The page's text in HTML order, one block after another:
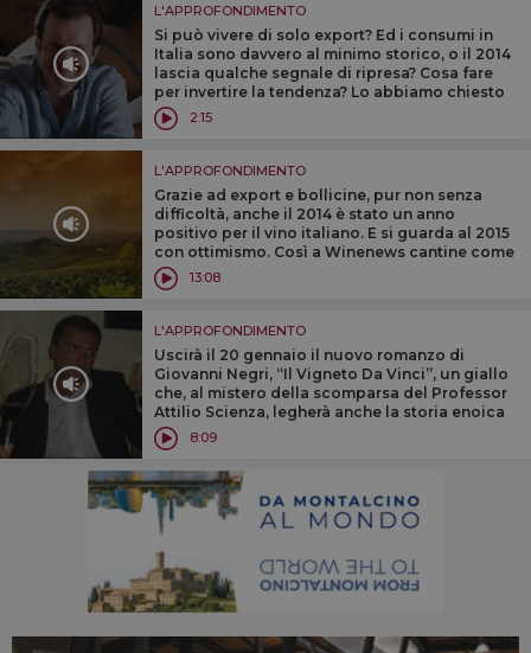
L'APPROFONDIMENTO
Si può vivere di solo export? Ed i consumi in
Italia sono davvero al minimo storico, o il 2014
lascia qualche segnale di ripresa? Cosa fare
per invertire la tendenza? Lo abbiamo chiesto
al presdente dell’Unione Italiana Vini
Domenico Zonin
2:15
L'APPROFONDIMENTO
Grazie ad export e bollicine, pur non senza
difficoltà, anche il 2014 è stato un anno
positivo per il vino italiano. E si guarda al 2015
con ottimismo. Così a Winenews cantine come
Zonin, Donnafugata, Masi, Ferrari, Marchesi di
Barolo e Salcheto
13:08
L'APPROFONDIMENTO
Uscirà il 20 gennaio il nuovo romanzo di
Giovanni Negri, “Il Vigneto Da Vinci”, un giallo
che, al mistero della scomparsa del Professor
Attilio Scienza, legherà anche la storia enoica
di Leonardo Da Vinci. Ad anticipare la trama è
lo stesso autore
8:09